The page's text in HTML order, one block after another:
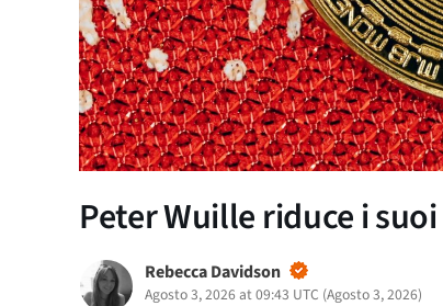
Peter Wuille riduce i
Rebecca Davidson
Agosto 3, 2026 at 09:43 UTC (Agosto 3, 2026)